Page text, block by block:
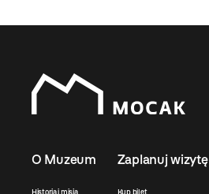
O Muzeum
Historia i misja
Zaplanuj wizytę
Kup bilet